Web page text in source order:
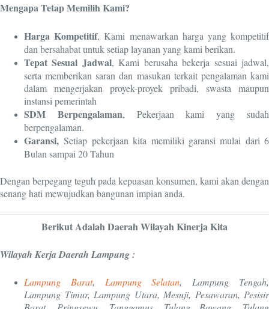
Mengapa Tetap Memilih Kami?
Harga Kompetitif, Kami menawarkan harga yang kompetitif
dan bersahabat untuk setiap layanan yang kami berikan.
Tepat Sesuai Jadwal, Kami berusaha bekerja sesuai jadwal,
serta memberikan saran dan masukan terkait pengalaman kami
dalam mengerjakan proyek-proyek pribadi, swasta maupun
instansi pemerintah
SDM Berpengalaman, Pekerjaan kami yang sudah
berpengalaman.
Garansi,Setiap pekerjaan kita memiliki garansi mulai dari 6
Bulan sampai 20 Tahun
Dengan berpegang teguh pada kepuasan konsumen, kami akan dengan
senang hati mewujudkan bangunan impian anda.
Berikut Adalah Daerah Wilayah Kinerja Kita
Wilayah Kerja Daerah Lampung :
Lampung Barat, Lampung Selatan, Lampung Tengah,
Lampung Timur, Lampung Utara, Mesuji, Pesawaran, Pesisir